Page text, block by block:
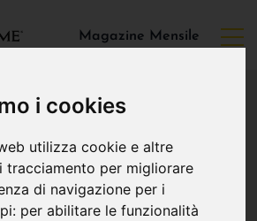
i cookies
utilizza cookie e altre
tracciamento per migliorare
di navigazione per i
per abilitare le funzionalità
Magazine Mensile